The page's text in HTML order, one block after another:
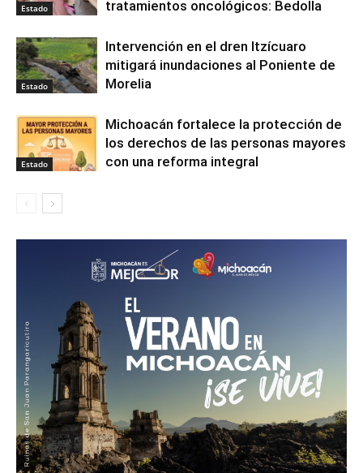
Estado tratamientos oncológicos: Bedolla
Estado
Intervención en el dren Itzícuaro
mitigará inundaciones al Poniente de
Morelia
Estado
Michoacán fortalece la protección de
los derechos de las personas mayores
con una reforma integral